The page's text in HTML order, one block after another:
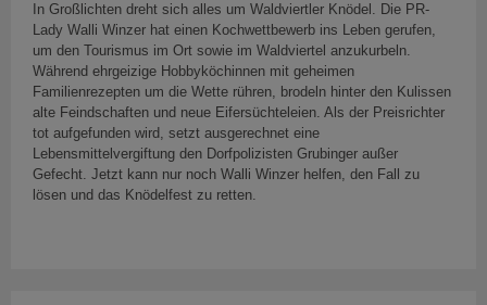
In Großlichten dreht sich alles um Waldviertler Knödel. Die PR-
Lady Walli Winzer hat einen Kochwettbewerb ins Leben gerufen,
um den Tourismus im Ort sowie im Waldviertel anzukurbeln.
Während ehrgeizige Hobbyköchinnen mit geheimen
Familienrezepten um die Wette rühren, brodeln hinter den Kulissen
alte Feindschaften und neue Eifersüchteleien. Als der Preisrichter
tot aufgefunden wird, setzt ausgerechnet eine
Lebensmittelvergiftung den Dorfpolizisten Grubinger außer
Gefecht. Jetzt kann nur noch Walli Winzer helfen, den Fall zu
lösen und das Knödelfest zu retten.